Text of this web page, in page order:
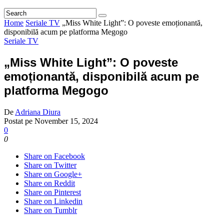
Home Seriale TV „Miss White Light”: O poveste emoționantă,
disponibilă acum pe platforma Megogo
Seriale TV
„Miss White Light”: O poveste
emoționantă, disponibilă acum pe
platforma Megogo
De Adriana Diura
Postat pe November 15, 2024
0
0
Share on Facebook
Share on Twitter
Share on Google+
Share on Reddit
Share on Pinterest
Share on Linkedin
Share on Tumblr